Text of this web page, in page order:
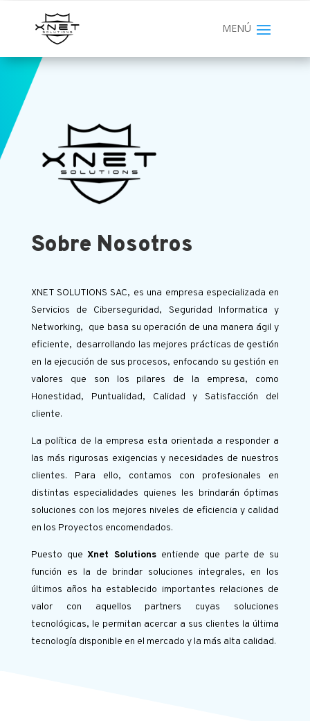
Sobre Nosotros
XNET SOLUTIONS SAC, es una empresa especializada en
Servicios de Ciberseguridad, Seguridad Informatica y
Networking, que basa su operación de una manera ágil y
eficiente, desarrollando las mejores prácticas de gestión
en la ejecución de sus procesos, enfocando su gestión en
valores que son los pilares de la empresa, como
Honestidad, Puntualidad, Calidad y Satisfacción del
cliente.
La política de la empresa esta orientada a responder a
las más rigurosas exigencias y necesidades de nuestros
clientes. Para ello, contamos con profesionales en
distintas especialidades quienes les brindarán óptimas
soluciones con los mejores niveles de eficiencia y calidad
en los Proyectos encomendados.
Puesto queXnet Solutions entiende que parte de su
función es la de brindar soluciones integrales, en los
últimos años ha establecido importantes relaciones de
valor con aquellos partners cuyas soluciones
tecnológicas, le permitan acercar a sus clientes la última
tecnología disponible en el mercado y la más alta calidad.